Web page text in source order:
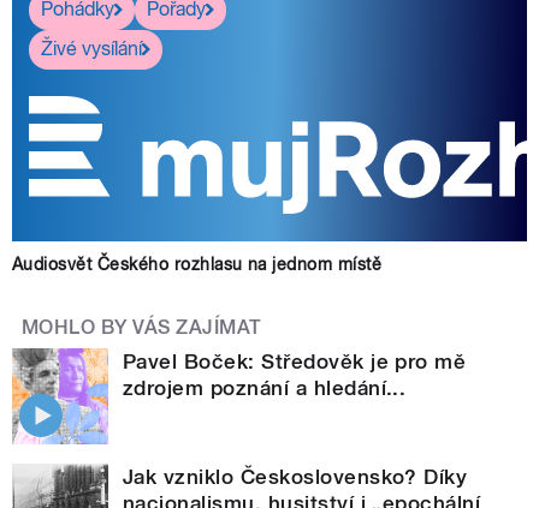
Pohádky
Pořady
Živé vysílání
Audiosvět Českého rozhlasu na jednom místě
MOHLO BY VÁS ZAJÍMAT
Pavel Boček: Středověk je pro mě
zdrojem poznání a hledání...
Jak vzniklo Československo? Díky
nacionalismu, husitství i „epochální